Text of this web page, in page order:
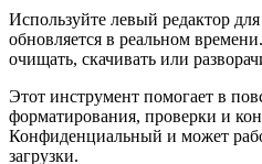
Используйте левый редактор
обновляется в реальном
очищать, скачивать или
Этот инструмент помогает в
форматирования, проверки и
Конфиденциальный и может
загрузки.